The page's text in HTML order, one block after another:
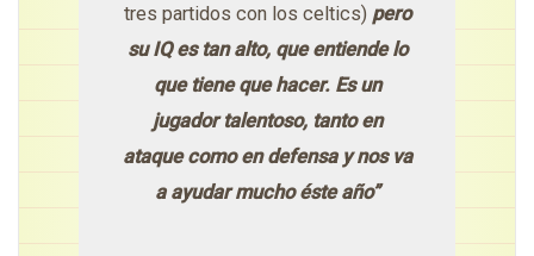
tres partidos con los celtics)pero
su IQ es tan alto, que entiende lo
que tiene que hacer. Es un
jugador talentoso, tanto en
ataque como en defensa y nos va
a ayudar mucho éste año”